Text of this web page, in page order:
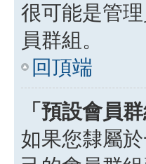
很可能是管
員群組。
回頂端
「預設會員
如果您隸屬